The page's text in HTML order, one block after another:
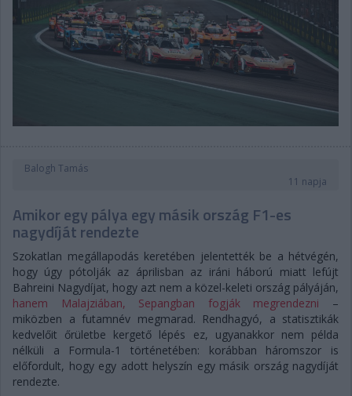
Balogh Tamás
11 napja
Amikor egy pálya egy másik ország F1-es
nagydíját rendezte
Szokatlan megállapodás keretében jelentették be a hétvégén,
hogy úgy pótolják az áprilisban az iráni háború miatt lefújt
Bahreini Nagydíjat, hogy azt nem a közel-keleti ország pályáján,
hanem Malajziában, Sepangban fogják megrendezni –
miközben a futamnév megmarad. Rendhagyó, a statisztikák
kedvelőit őrületbe kergető lépés ez, ugyanakkor nem példa
nélküli a Formula-1 történetében: korábban háromszor is
előfordult, hogy egy adott helyszín egy másik ország nagydíját
rendezte.